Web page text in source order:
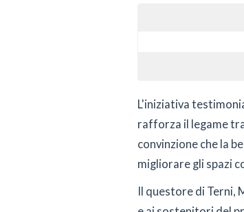
L'iniziativa
rafforza il legame
convinzione che la
migliorare gli spazi
Il questore di Terni,